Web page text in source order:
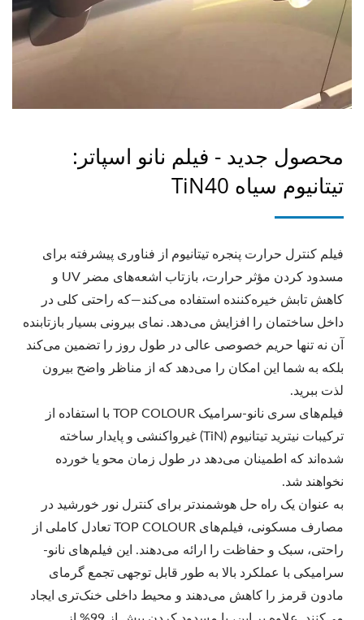
محصول جدید - فیلم نانو اسپاتر:
تیتانیوم سیاه TiN40
فیلم کنترل حرارت پنجره تیتانیوم از فناوری پیشرفته برای
مسدود کردن مؤثر حرارت، بازتاب اشعه‌های مضر UV و
کاهش تابش خیره‌کننده استفاده می‌کند—که راحتی کلی در
داخل ساختمان را افزایش می‌دهد. نمای بیرونی بسیار بازتابنده
آن نه تنها حریم خصوصی عالی در طول روز را تضمین می‌کند
بلکه به شما این امکان را می‌دهد که از مناظر واضح بیرون
لذت ببرید.
فیلم‌های سری نانو-سرامیک TOP COLOUR با استفاده از
ترکیبات نیترید تیتانیوم (TiN) غیرواکنشی و پایدار ساخته
شده‌اند که اطمینان می‌دهد در طول زمان محو یا خورده
نخواهند شد.
به عنوان یک راه حل هوشمندتر برای کنترل نور خورشید در
مصارف مسکونی، فیلم‌های TOP COLOUR تعادل کاملی از
راحتی، سبک و حفاظت را ارائه می‌دهند. این فیلم‌های نانو-
سرامیکی با عملکرد بالا به طور قابل توجهی تجمع گرمای
مادون قرمز را کاهش می‌دهند و محیط داخلی خنک‌تری ایجاد